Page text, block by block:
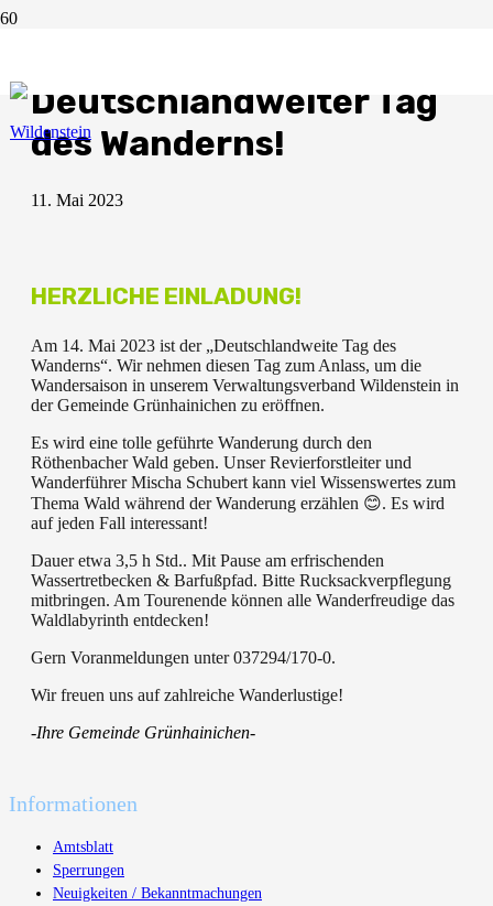
Deutschlandweiter Tag
des Wanderns!
11. Mai 2023
HERZLICHE EINLADUNG!
Am 14. Mai 2023 ist der „Deutschlandweite Tag des
Wanderns“. Wir nehmen diesen Tag zum Anlass, um die
Wandersaison in unserem Verwaltungsverband Wildenstein in
der Gemeinde Grünhainichen zu eröffnen.
Es wird eine tolle geführte Wanderung durch den
Röthenbacher Wald geben. Unser Revierforstleiter und
Wanderführer Mischa Schubert kann viel Wissenswertes zum
Thema Wald während der Wanderung erzählen 😊. Es wird
auf jeden Fall interessant!
Dauer etwa 3,5 h Std.. Mit Pause am erfrischenden
Wassertretbecken & Barfußpfad. Bitte Rucksackverpflegung
mitbringen. Am Tourenende können alle Wanderfreudige das
Waldlabyrinth entdecken!
Gern Voranmeldungen unter 037294/170-0.
Wir freuen uns auf zahlreiche Wanderlustige!
-Ihre Gemeinde Grünhainichen-
Informationen
Amtsblatt
Sperrungen
Neuigkeiten / Bekanntmachungen